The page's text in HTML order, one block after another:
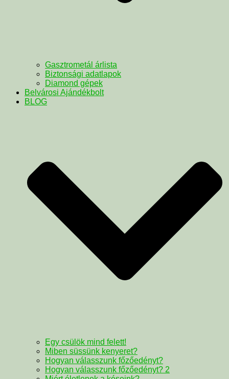
Gasztrometál árlista
Biztonsági adatlapok
Diamond gépek
Belvárosi Ajándékbolt
BLOG
Egy csülök mind felett!
Miben süssünk kenyeret?
Hogyan válasszunk főzőedényt?
Hogyan válasszunk főzőedényt? 2